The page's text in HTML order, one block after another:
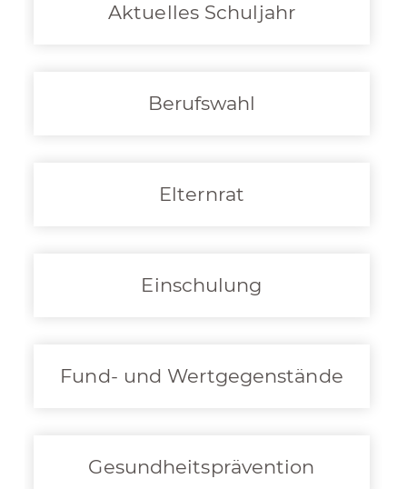
Aktuelles Schuljahr
Berufswahl
Elternrat
Einschulung
Fund- und Wertgegenstände
Gesundheitsprävention